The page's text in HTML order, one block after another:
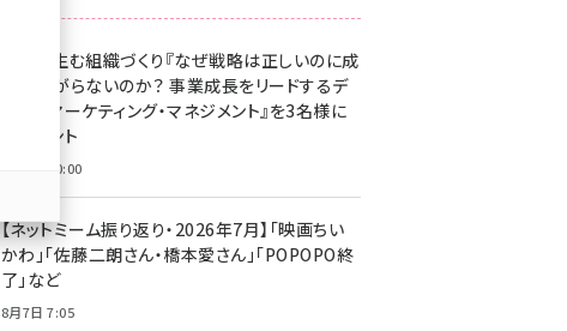
z世代 (1623)
meo (1277)
llmo (1166)
成果を生む組織づくり『なぜ戦略は正しいのに成
果があがらないのか？ 事業成長をリードするデ
ジタルマーケティング・マネジメント』を3名様に
プレゼント
8月7日 10:00
【ネットミーム振り返り・2026年7月】「映画ちい
かわ」「佐藤二朗さん・橋本愛さん」「POPOPO終
了」など
8月7日 7:05